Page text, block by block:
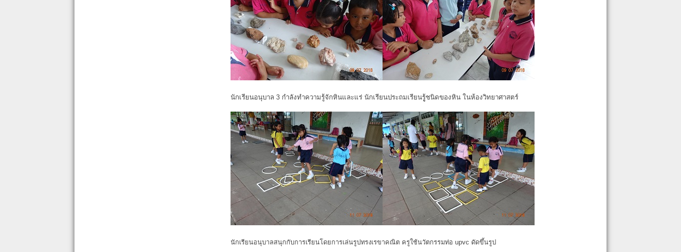
นักเรียนอนุบาล 3 กำลังทำความรู้จักหินและแร่ นักเรียนประถมเรียนรูู้ชนิดของหิน ในห้องวิทยาศาสตร์
นักเรียนอนุบาลสนุกกับการเรียนโดยการเล่นรูปทรงเรขาคณิต ครูใช้นวัตกรรมท่อ upvc ดัดขึ้นรูป